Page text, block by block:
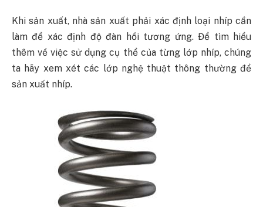
Khi sản xuất, nhà sản xuất phải xác định loại nhíp cần
làm để xác định độ đàn hồi tương ứng. Để tìm hiểu
thêm về việc sử dụng cụ thể của từng lớp nhíp, chúng
ta hãy xem xét các lớp nghệ thuật thông thường để
sản xuất nhíp.